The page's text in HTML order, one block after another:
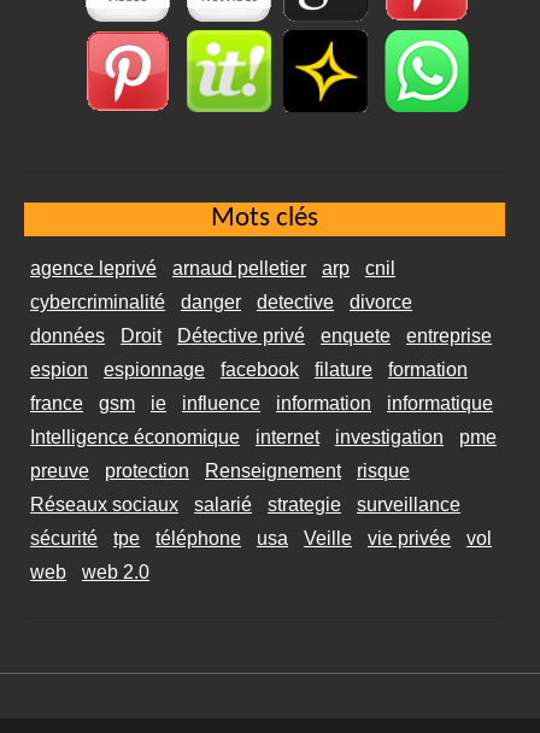
Mots clés
agence leprivé arnaud pelletier arp
cnil
cybercriminalité
danger detective
divorce
données
Droit Détective privé enquete
entreprise
espion
espionnage facebook filature
formation
france
gsm ie influence information
informatique
Intelligence économique
internet investigation
pme
preuve
protection Renseignement
risque
Réseaux sociaux
salarié strategie
surveillance
sécurité
tpe téléphone usa Veille vie privée
vol
web
web 2.0